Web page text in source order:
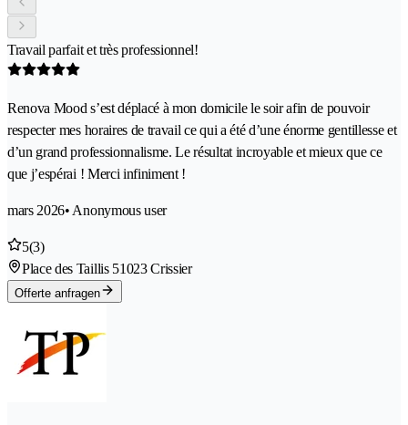
Travail parfait et très professionnel!
Renova Mood s’est déplacé à mon domicile le soir afin de pouvoir
respecter mes horaires de travail ce qui a été d’une énorme gentillesse et
d’un grand professionnalisme. Le résultat incroyable et mieux que ce
que j’espérai ! Merci infiniment !
mars 2026• Anonymous user
5(3)
Place des Taillis 51023 Crissier
Offerte anfragen